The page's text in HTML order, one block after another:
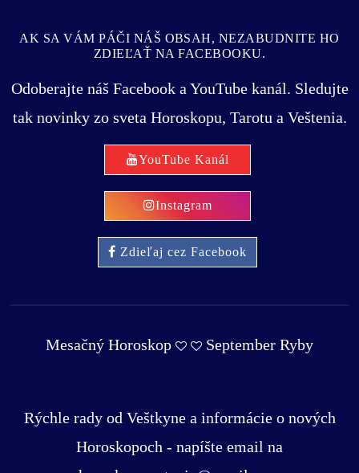
AK SA VÁM PÁČI NÁŠ OBSAH, NEZABUDNITE HO
ZDIEĽAŤ NA FACEBOOKU.
Odoberajte náš Facebook a YouTube kanál. Sledujte
tak novinky zo sveta Horoskopu, Tarotu a Veštenia.
YouTube Kanál
Instagram
Zdieľaj cez Facebook
Mesačný Horoskop September Ryby
Rýchle rady od Veštkyne a informácie o nových
Horoskopoch - napíšte email na